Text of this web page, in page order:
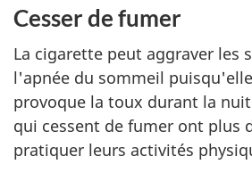
Cesser de fumer
La cigarette peut aggraver les
l'apnée du sommeil
provoque la toux durant la
qui cessent de fumer ont plus
pratiquer leurs activités